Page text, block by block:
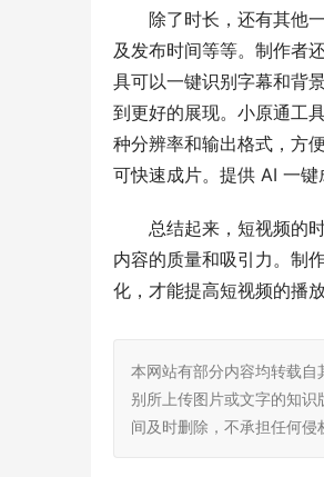
除了时长，还有其他
及发布时间等等。制作者
具可以一键识别字幕和背
到更好的展现。小原通工
种分辨率和输出格式，方
可快速成片。提供 AI 一键
总结起来，短视频的
内容的质量和吸引力。制
化，才能提高短视频的播放
本网站有部分内容均转载
别所上传图片或文字的知
间及时删除，不承担任何侵